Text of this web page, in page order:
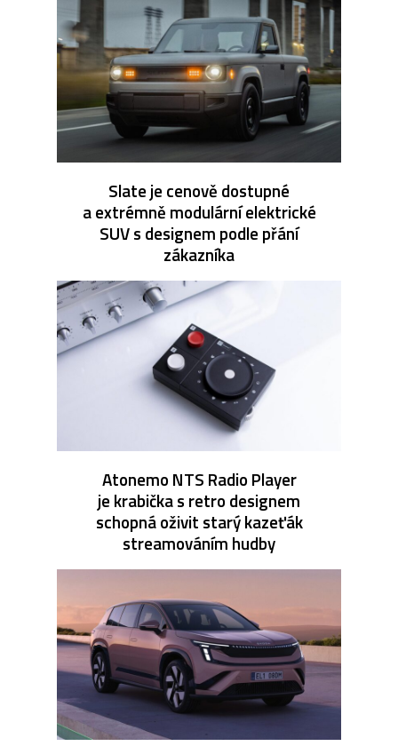
Slate je cenově dostupné
a extrémně modulární elektrické
SUV s designem podle přání
zákazníka
Atonemo NTS Radio Player
je krabička s retro designem
schopná oživit starý kazeťák
streamováním hudby